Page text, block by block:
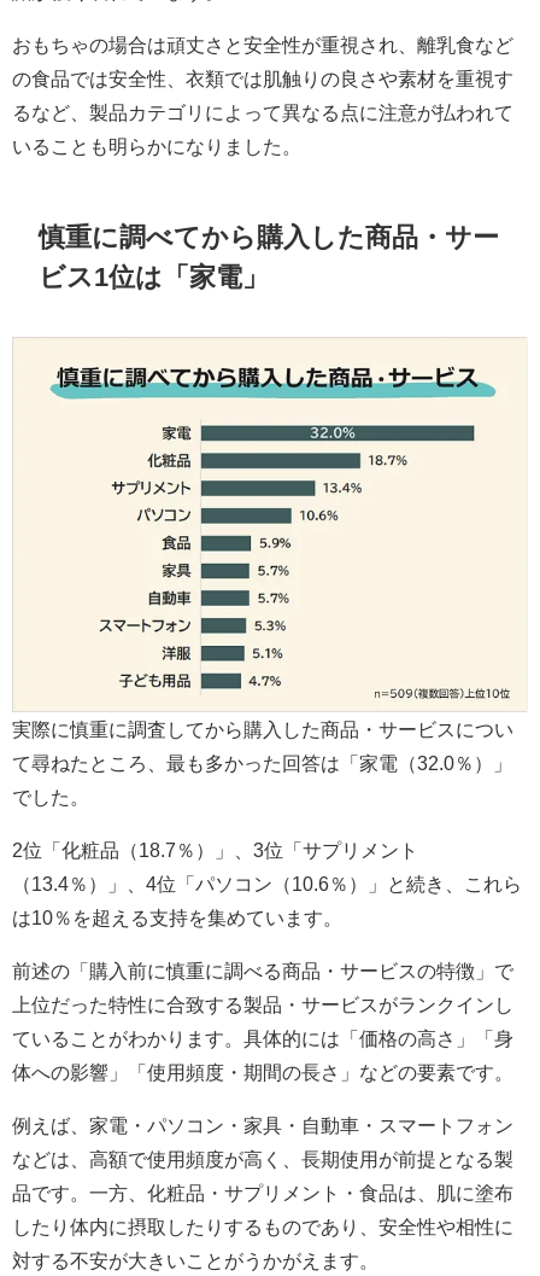
おもちゃの場合は頑丈さと安全性が重視され、離乳食など
の食品では安全性、衣類では肌触りの良さや素材を重視す
るなど、製品カテゴリによって異なる点に注意が払われて
いることも明らかになりました。
慎重に調べてから購入した商品・サー
ビス1位は「家電」
実際に慎重に調査してから購入した商品・サービスについ
て尋ねたところ、最も多かった回答は「家電（32.0％）」
でした。
2位「化粧品（18.7％）」、3位「サプリメント
（13.4％）」、4位「パソコン（10.6％）」と続き、これら
は10％を超える支持を集めています。
前述の「購入前に慎重に調べる商品・サービスの特徴」で
上位だった特性に合致する製品・サービスがランクインし
ていることがわかります。具体的には「価格の高さ」「身
体への影響」「使用頻度・期間の長さ」などの要素です。
例えば、家電・パソコン・家具・自動車・スマートフォン
などは、高額で使用頻度が高く、長期使用が前提となる製
品です。一方、化粧品・サプリメント・食品は、肌に塗布
したり体内に摂取したりするものであり、安全性や相性に
対する不安が大きいことがうかがえます。